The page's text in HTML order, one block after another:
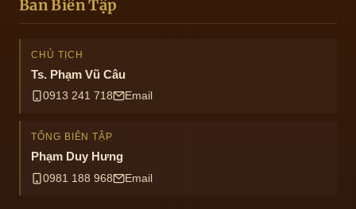
Ban Biên Tập
CHỦ TỊCH
Ts. Phạm Vũ Câu
0913 241 718 Email
TỔNG BIÊN TẬP
Phạm Duy Hưng
0981 188 968 Email